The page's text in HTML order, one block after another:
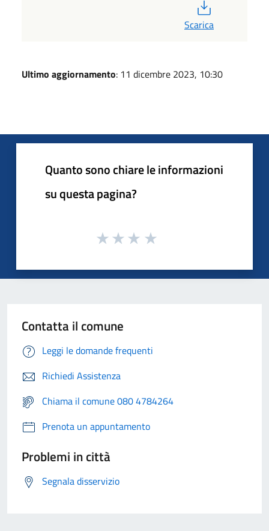
Scarica
Ultimo aggiornamento: 11 dicembre 2023, 10:30
Quanto sono chiare le informazioni
su questa pagina?
Contatta il comune
Leggi le domande frequenti
Richiedi Assistenza
Chiama il comune 080 4784264
Prenota un appuntamento
Problemi in città
Segnala disservizio